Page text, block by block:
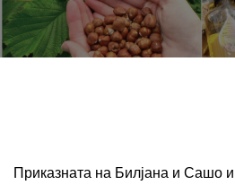
Приказната на Билјана и Сашо